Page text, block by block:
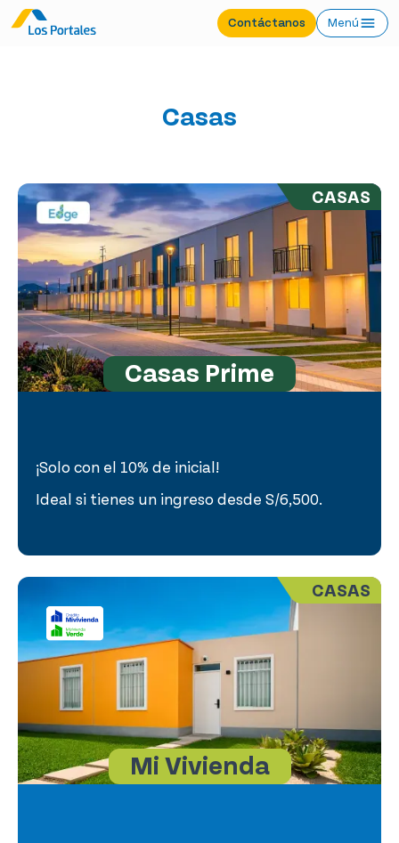
Contáctanos Menú
Casas
Casas Prime
¡Solo con el 10% de inicial!
Ideal si tienes un ingreso desde S/6,500.
CASAS
Mi Vivienda
CASAS